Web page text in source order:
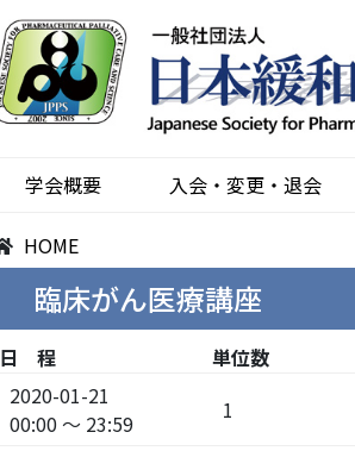
学会概要 入会・変更・退会
HOME
臨床がん医療講座
日 程 単位数
2020-01-21
00:00 ～ 23:59
1